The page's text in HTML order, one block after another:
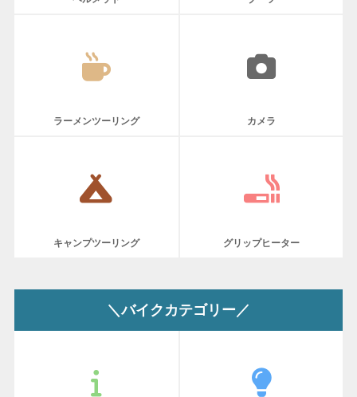
ラーメンツーリング カメラ
キャンプツーリング グリップヒーター
＼バイクカテゴリー／